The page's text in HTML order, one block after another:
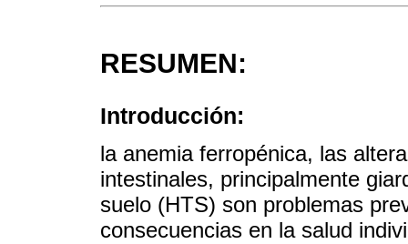
RESUMEN:
Introducción:
la anemia ferropénica, las
intestinales, principalmente
suelo (HTS) son problemas
consecuencias en la salud